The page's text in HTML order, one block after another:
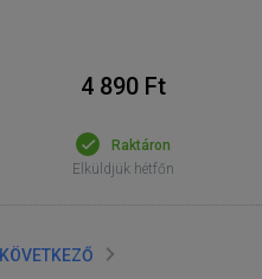
4 890 Ft
Raktáron
Elküldjük hétfőn
KÖVETKEZŐ